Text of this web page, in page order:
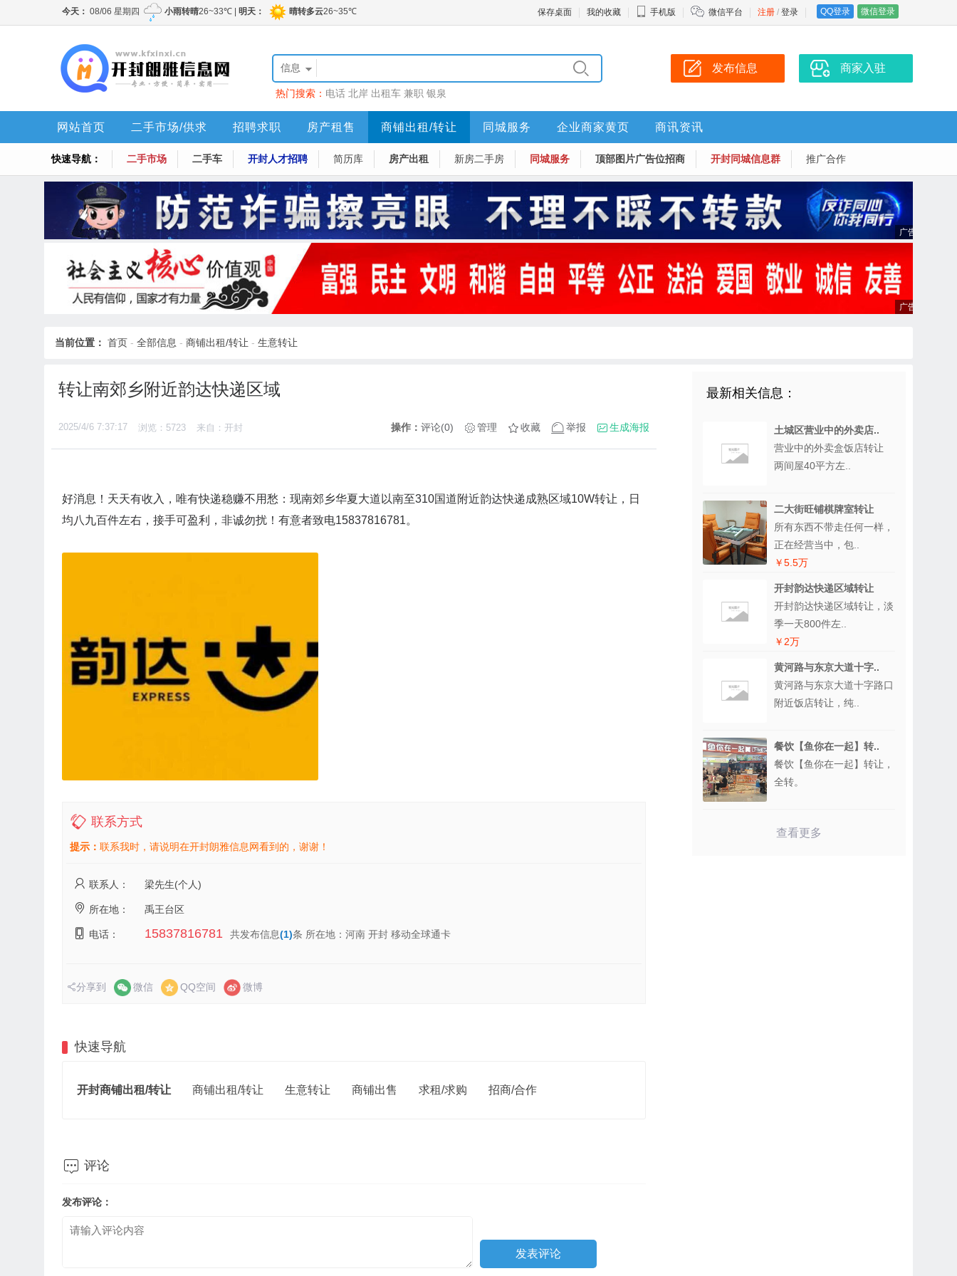
注册 / 登录 QQ登录 微信登录
保存桌面 我的收藏 手机版 微信平台
信息
热门搜索： 电话 北岸 出租车 兼职 银泉
发布信息 商家入驻
网站首页 二手市场/供求 招聘求职 房产租售 商铺出租/转让 同城服务 企业商家黄页 商讯资讯
快速导航： 二手市场 二手车 开封人才招聘 简历库 房产出租 新房二手房 同城服务 顶部图片广告位招商 开封同城信息群 推广合作
当前位置： 首页 - 全部信息 - 商铺出租/转让 - 生意转让
转让南郊乡附近韵达快递区域
2025/4/6 7:37:17 浏览：5723 来自：开封 操作： 评论(0) 管理 收藏 举报 生成海报
好消息！天天有收入，唯有快递稳赚不用愁：现南郊乡华夏大道以南至310国道附近韵达快递成熟区域10W转让，日
均八九百件左右，接手可盈利，非诚勿扰！有意者致电15837816781。
联系方式
提示： 联系我时，请说明在开封朗雅信息网看到的，谢谢！
联系人： 梁先生(个人)
所在地： 禹王台区
电话： 15837816781 共发布信息(1)条 所在地：河南 开封 移动全球通卡
分享到 微信 QQ空间 微博
快速导航
开封商铺出租/转让 商铺出租/转让 生意转让 商铺出售 求租/求购 招商/合作
 评论
发布评论：
最新相关信息：
土城区营业中的外卖店..
营业中的外卖盒饭店转让
两间屋40平方左..
二大街旺铺棋牌室转让
所有东西不带走任何一样，
正在经营当中，包..
￥5.5万
开封韵达快递区域转让
开封韵达快递区域转让，淡
季一天800件左..
￥2万
黄河路与东京大道十字..
黄河路与东京大道十字路口
附近饭店转让，纯..
餐饮【鱼你在一起】转..
餐饮【鱼你在一起】转让，
全转。
查看更多